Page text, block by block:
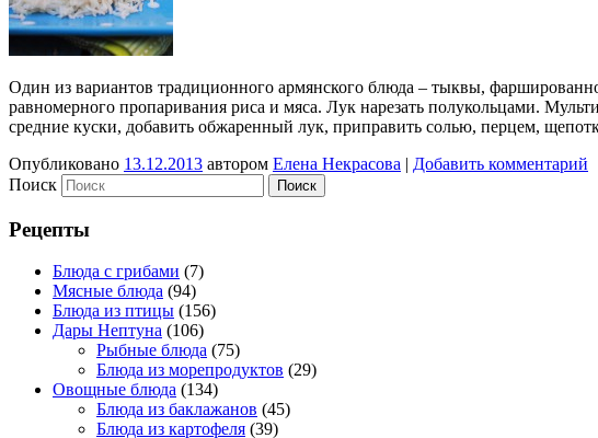
Один из вариантов традиционного армянского блюда – тыквы,
равномерного пропаривания риса и мяса. Лук нарезать полукольцами.
средние куски, добавить обжаренный лук, приправить солью, перцем,
Опубликовано 13.12.2013 автором Елена Некрасова | Добавить комментарий
Поиск
Рецепты
Блюда с грибами (7)
Мясные блюда (94)
Блюда из птицы (156)
Дары Нептуна (106)
Рыбные блюда (75)
Блюда из морепродуктов (29)
Овощные блюда (134)
Блюда из баклажанов (45)
Блюда из картофеля (39)